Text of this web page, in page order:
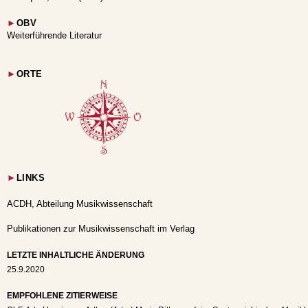
► OBV
Weiterführende Literatur
► ORTE
► LINKS
ACDH, Abteilung Musikwissenschaft
Publikationen zur Musikwissenschaft im Verlag
LETZTE INHALTLICHE ÄNDERUNG
25.9.2020
EMPFOHLENE ZITIERWEISE